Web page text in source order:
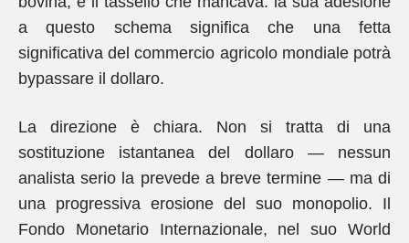
a questo schema significa che una fetta
significativa del commercio agricolo mondiale potrà
bypassare il dollaro.
La direzione è chiara. Non si tratta di una
sostituzione istantanea del dollaro — nessun
analista serio la prevede a breve termine — ma di
una progressiva erosione del suo monopolio. Il
Fondo Monetario Internazionale, nel suo World